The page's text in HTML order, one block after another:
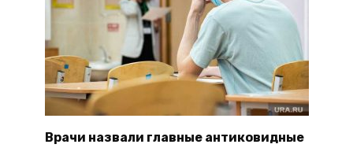
Врачи назвали главные антиковидные